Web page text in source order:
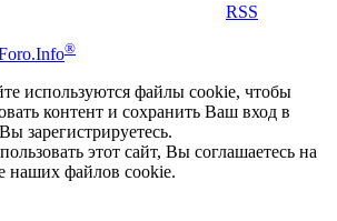
RSS
®
используются файлы cookie, чтобы
контент и сохранить Ваш вход в
зарегистрируетесь.
этот сайт, Вы соглашаетесь на
наших файлов cookie.